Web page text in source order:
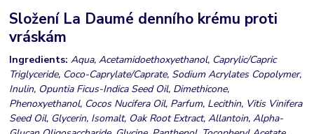
Složení La Daumé denního krému proti
vráskám
Ingredients:Aqua, Acetamidoethoxyethanol, Caprylic/Capric
Triglyceride, Coco-Caprylate/Caprate, Sodium Acrylates Copolymer,
Inulin, Opuntia Ficus-Indica Seed Oil, Dimethicone,
Phenoxyethanol, Cocos Nucifera Oil, Parfum, Lecithin, Vitis Vinifera
Seed Oil, Glycerin, Isomalt, Oak Root Extract, Allantoin, Alpha-